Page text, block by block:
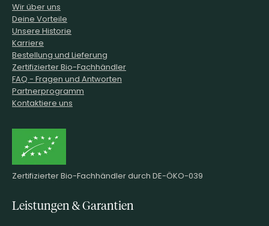
Wir über uns
Deine Vorteile
Unsere Historie
Karriere
Bestellung und Lieferung
Zertifizierter Bio-Fachhändler
FAQ - Fragen und Antworten
Partnerprogramm
Kontaktiere uns
Zertifizierter Bio-Fachhändler durch DE-ÖKO-039
Leistungen & Garantien